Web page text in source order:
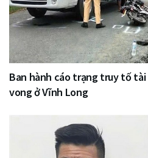
Ban hành cáo trạng truy tố
vong ở Vĩnh Long